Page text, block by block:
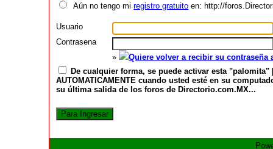
Aún no tengo miregistro gratuito en: http://
Usuario
Contrasena
»
Quiere volver a recibir su
De cualquier forma, se puede activar esta
AUTOMATICAMENTE cuando usted esté en su
su última salida de los foros de Directorio.com.MX...